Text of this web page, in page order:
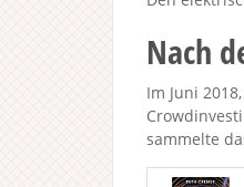
Nach
Im Juni
sammelte